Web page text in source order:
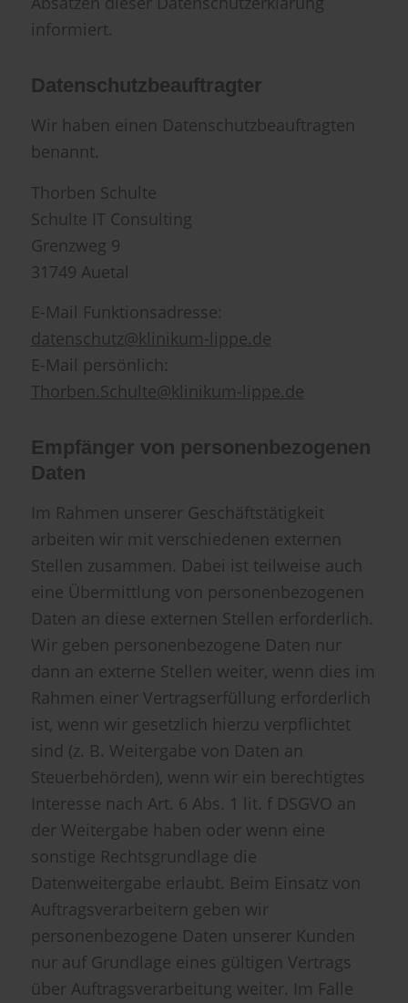
informiert.
Datenschutzbeauftragter
Wir haben einen Datenschutzbeauftragten
benannt.
Thorben Schulte
Schulte IT Consulting
Grenzweg 9
31749 Auetal
E-Mail Funktionsadresse:
datenschutz@klinikum-lippe.de
E-Mail persönlich:
Thorben.Schulte@klinikum-lippe.de
Empfänger von personenbezogenen
Daten
Im Rahmen unserer Geschäftstätigkeit
arbeiten wir mit verschiedenen externen
Stellen zusammen. Dabei ist teilweise auch
eine Übermittlung von personenbezogenen
Daten an diese externen Stellen erforderlich.
Wir geben personenbezogene Daten nur
dann an externe Stellen weiter, wenn dies im
Rahmen einer Vertragserfüllung erforderlich
ist, wenn wir gesetzlich hierzu verpflichtet
sind (z. B. Weitergabe von Daten an
Steuerbehörden), wenn wir ein berechtigtes
Interesse nach Art. 6 Abs. 1 lit. f DSGVO an
der Weitergabe haben oder wenn eine
sonstige Rechtsgrundlage die
Datenweitergabe erlaubt. Beim Einsatz von
Auftragsverarbeitern geben wir
personenbezogene Daten unserer Kunden
nur auf Grundlage eines gültigen Vertrags
über Auftragsverarbeitung weiter. Im Falle